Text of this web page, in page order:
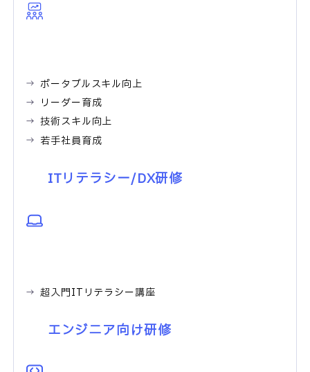
ポータブルスキル向上
リーダー育成
技術スキル向上
若手社員育成
ITリテラシー/DX研修
超入門ITリテラシー講座
エンジニア向け研修